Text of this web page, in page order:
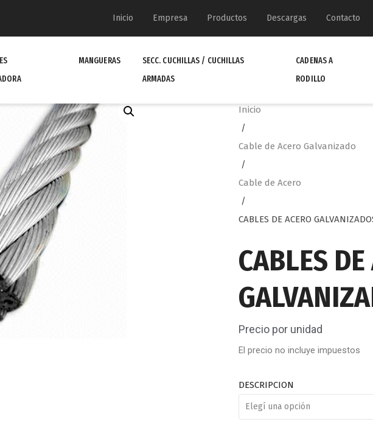
Inicio Empresa Productos Descargas Contacto
MANGUERAS
SECC. CUCHILLAS / CUCHILLAS
ARMADAS
CADENAS A
RODILLO
Inicio
/
Cable de Acero Galvanizado
/
Cable de Acero
/
CABLES DE ACERO
CABLES DE
Precio por unidad
El precio no incluye impuestos
DESCRIPCION